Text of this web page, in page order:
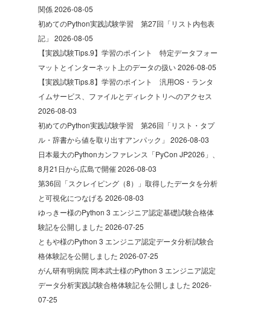
関係2026-08-05
初めてのPython実践試験学習 第27回「リスト内包表
記」 2026-08-05
【実践試験Tips.9】学習のポイント 特定データフォー
マットとインターネット上のデータの扱い2026-08-05
【実践試験Tips.8】学習のポイント 汎用OS・ランタ
イムサービス、ファイルとディレクトリへのアクセス
2026-08-03
初めてのPython実践試験学習 第26回「リスト・タプ
ル・辞書から値を取り出すアンパック」 2026-08-03
日本最大のPythonカンファレンス「PyCon JP2026」、
8月21日から広島で開催2026-08-03
第36回「スクレイピング（8）」取得したデータを分析
と可視化につなげる 2026-08-03
ゆっきー様のPython 3 エンジニア認定基礎試験合格体
験記を公開しました 2026-07-25
ともや様のPython 3 エンジニア認定データ分析試験合
格体験記を公開しました 2026-07-25
がん研有明病院 岡本武士様のPython 3 エンジニア認定
データ分析実践試験合格体験記を公開しました 2026-
07-25